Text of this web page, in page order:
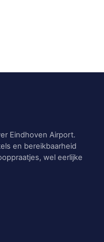
Eindhoven Airport.
en bereikbaarheid
wel eerlijke